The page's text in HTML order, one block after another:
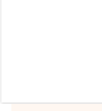
Hilfsbereitschaft!